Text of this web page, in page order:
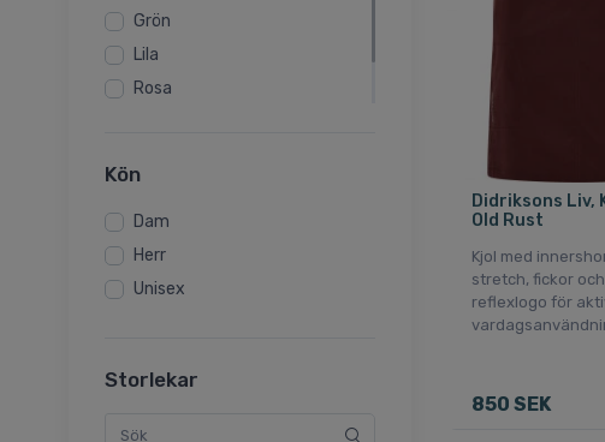
Grön
Lila
Rosa
Kön
Dam
Herr
Unisex
Storlekar
Didriksons Liv,
Old Rust
Kjol med
stretch, fickor och
reflexlogo för
850 SEK